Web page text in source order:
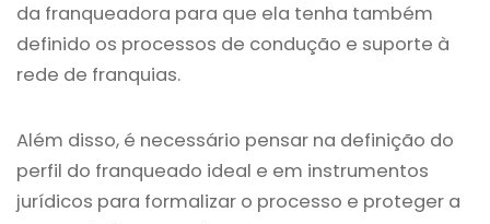
da franqueadora para que ela tenha também
definido os processos de condução e suporte à
rede de franquias.
Além disso, é necessário pensar na definição do
perfil do franqueado ideal e em instrumentos
jurídicos para formalizar o processo e proteger a